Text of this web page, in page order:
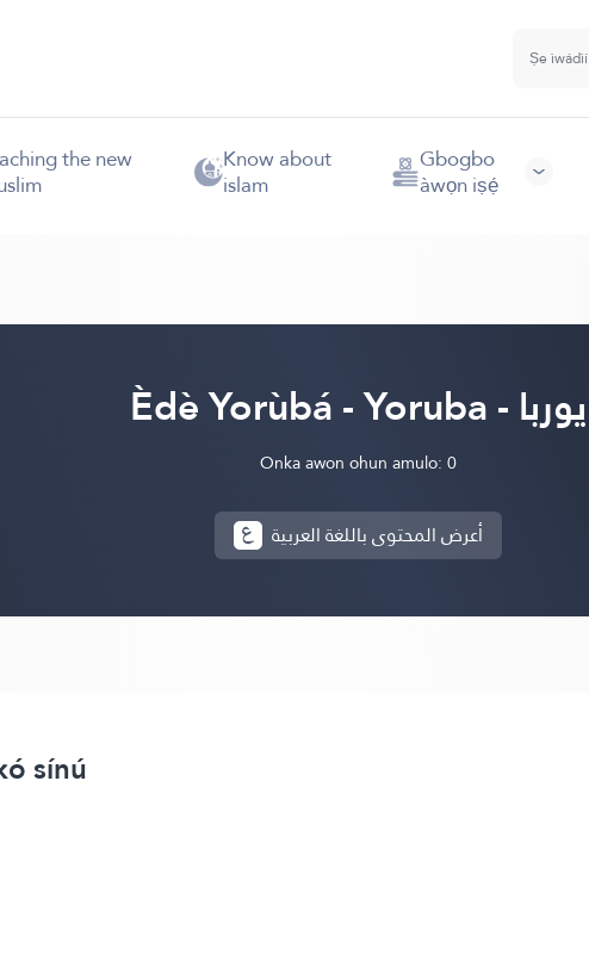
the new Know about
islam
Gbogbo
àwọn iṣẹ́
Èdè Yorùbá - Yoruba - يوربا
Onka awon ohun amulo: 0
أعرض المحتوى باللغة العربية
sínú